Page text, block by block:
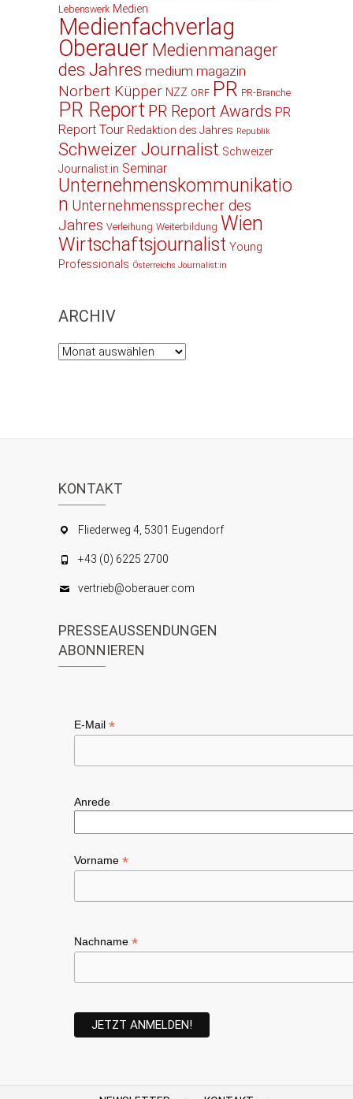
Lebenswerk Medien
Medienfachverlag
Oberauer Medienmanager
des Jahres medium magazin
Norbert Küpper NZZ ORF PR PR-Branche
PR Report PR Report Awards PR
Report Tour Redaktion des Jahres Republik
Schweizer Journalist Schweizer
Journalist:in Seminar
Unternehmenskommunikatio
n Unternehmenssprecher des
Jahres Verleihung Weiterbildung Wien
Wirtschaftsjournalist Young
Professionals Österreichs Journalist:in
ARCHIV
Archiv
KONTAKT
Fliederweg 4, 5301 Eugendorf
+43 (0) 6225 2700
vertrieb@oberauer.com
PRESSEAUSSENDUNGEN
ABONNIEREN
E-Mail *
Anrede
Vorname *
Nachname *